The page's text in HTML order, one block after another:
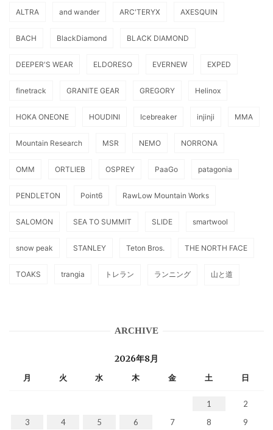
ALTRA and wander ARC'TERYX AXESQUIN
BACH BlackDiamond BLACK DIAMOND
DEEPER'S WEAR ELDORESO EVERNEW EXPED
finetrack GRANITE GEAR GREGORY Helinox
HOKA ONEONE HOUDINI Icebreaker injinji MMA
Mountain Research MSR NEMO NORRONA
OMM ORTLIEB OSPREY PaaGo patagonia
PENDLETON Point6 RawLow Mountain Works
SALOMON SEA TO SUMMIT SLIDE smartwool
snow peak STANLEY Teton Bros. THE NORTH FACE
TOAKS trangia トレラン ランニング 山と道
ARCHIVE
2026年8月
月 火 水 木 金 土 日
1
2
3
4 5 6 7 8 9